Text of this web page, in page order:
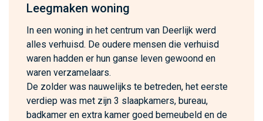
Leegmaken woning
In een woning in het centrum van Deerlijk werd
alles verhuisd. De oudere mensen die verhuisd
waren hadden er hun ganse leven gewoond en
waren verzamelaars.
De zolder was nauwelijks te betreden, het eerste
verdiep was met zijn 3 slaapkamers, bureau,
badkamer en extra kamer goed bemeubeld en de